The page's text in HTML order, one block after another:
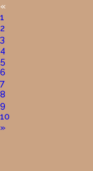
«
1
2
3
4
5
6
7
8
9
10
»